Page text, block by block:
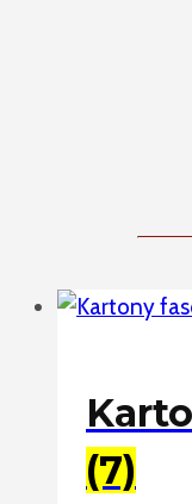
(7)